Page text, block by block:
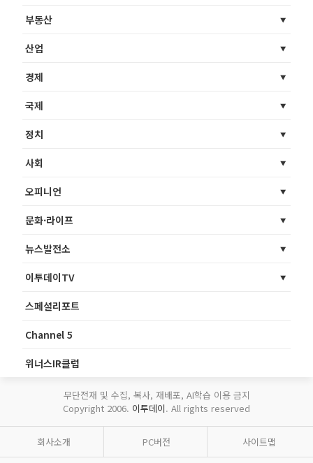
부동산
산업
경제
국제
정치
사회
오피니언
문화·라이프
뉴스발전소
이투데이TV
스페셜리포트
Channel 5
위너스IR클럽
무단전재 및 수집, 복사, 재배포, AI학습 이용 금지
Copyright 2006. 이투데이. All rights reserved
회사소개 PC버전 사이트맵